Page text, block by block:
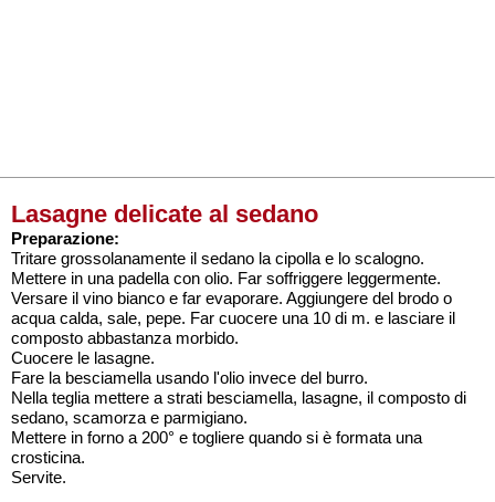
Lasagne delicate al sedano
Preparazione:
Tritare grossolanamente il sedano la cipolla e lo scalogno.
Mettere in una padella con olio. Far soffriggere leggermente.
Versare il vino bianco e far evaporare. Aggiungere del brodo o
acqua calda, sale, pepe. Far cuocere una 10 di m. e lasciare il
composto abbastanza morbido.
Cuocere le lasagne.
Fare la besciamella usando l'olio invece del burro.
Nella teglia mettere a strati besciamella, lasagne, il composto di
sedano, scamorza e parmigiano.
Mettere in forno a 200° e togliere quando si è formata una
crosticina.
Servite.